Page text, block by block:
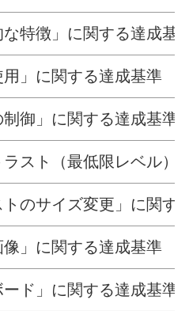
な特徴」に関する達成基
用」に関する達成基準
制御」に関する達成基準
ラスト（最低限レベル）
トのサイズ変更」に関す
像」に関する達成基準
ード」に関する達成基準